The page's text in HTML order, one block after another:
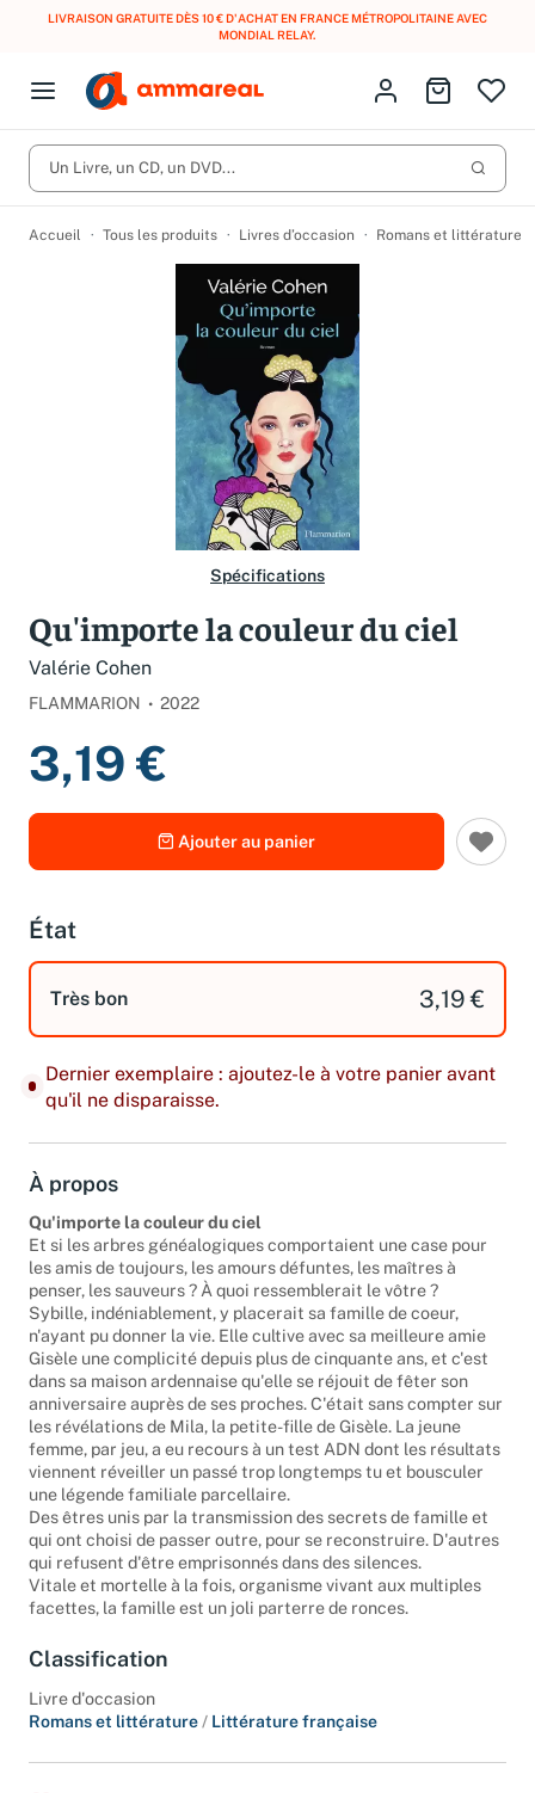
LIVRAISON GRATUITE DÈS 10 € D'ACHAT EN FRANCE MÉTROPOLITAINE AVEC
MONDIAL RELAY.
Open menu
Fermer le menu
CD d'occasion
Vinyles d'occasion
Meilleures ventes
Nos engagements
Produits Catégories
Vous n'avez pas trouvé l'article que vous cherchiez ?
Activez les notifications dans votre compte pour être alerté dès
qu'il est en stock.
Créer une alerte
Identifiez-vous
Aller au
Un Livre, un CD, un DVD...
Accueil Tous les produits Livres d’occasion Romans et littérature
Spécifications
Qu'importe la couleur du ciel
Valérie Cohen
FLAMMARION 2022
3,19 €
Ajouter au panier
État
Très bon 3,19 €
Dernier exemplaire : ajoutez-le à votre panier avant
qu'il ne disparaisse.
À propos
Qu'importe la couleur du ciel
Et si les arbres généalogiques comportaient une case pour
les amis de toujours, les amours défuntes, les maîtres à
penser, les sauveurs ? À quoi ressemblerait le vôtre ?
Sybille, indéniablement, y placerait sa famille de coeur,
n'ayant pu donner la vie. Elle cultive avec sa meilleure amie
Gisèle une complicité depuis plus de cinquante ans, et c'est
dans sa maison ardennaise qu'elle se réjouit de fêter son
anniversaire auprès de ses proches. C'était sans compter sur
les révélations de Mila, la petite-fille de Gisèle. La jeune
femme, par jeu, a eu recours à un test ADN dont les résultats
viennent réveiller un passé trop longtemps tu et bousculer
une légende familiale parcellaire.
Des êtres unis par la transmission des secrets de famille et
qui ont choisi de passer outre, pour se reconstruire. D'autres
qui refusent d'être emprisonnés dans des silences.
Vitale et mortelle à la fois, organisme vivant aux multiples
facettes, la famille est un joli parterre de ronces.
Classification
Livre d'occasion
Romans et littérature / Littérature française